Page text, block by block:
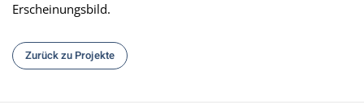
Erscheinungsbild.
Zurück zu Projekte